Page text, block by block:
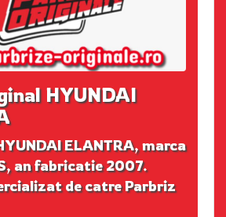
HYUNDAI
ELANTRA, marca
an fabricatie 2007.
de catre Parbriz